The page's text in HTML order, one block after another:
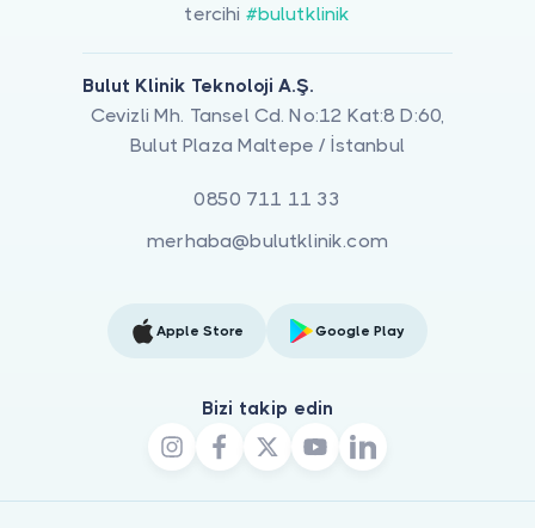
tercihi #bulutklinik
Bulut Klinik Teknoloji A.Ş.
Cevizli Mh. Tansel Cd. No:12 Kat:8 D:60,
Bulut Plaza Maltepe / İstanbul
0850 711 11 33
merhaba@bulutklinik.com
Apple Store Google Play
Bizi takip edin